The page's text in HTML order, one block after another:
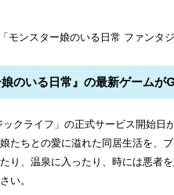
モンスター娘のいる日常 ファンタ
のいる日常』の最新ゲームが
クライフ」の正式サービス開始日
たちとの愛に溢れた同居生活を、
り、温泉に入ったり、時には悪者
い。